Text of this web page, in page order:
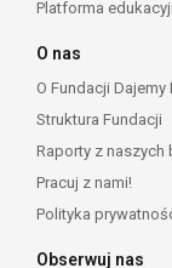
Platforma
O nas
O Fundacji Dajemy
Struktura Fundacji
Raporty z naszych
Pracuj z nami!
Polityka
Obserwuj nas